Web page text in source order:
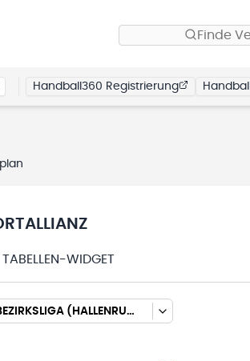
Finde
Handball360 Registrierung
TABELLEN-WIDGET
MÄNNLICHE C-JUGEND BEZIRKSLIGA (HALLENRUNDE 2025/2026)